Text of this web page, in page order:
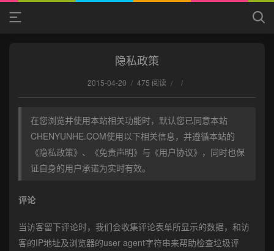
隐私政策
2015-04-20 / 475 阅读 / /
在您浏览并使用本站相关功能时，默认您已同意本站
CHENYUNHE.COM使用以下相关信息，并遵循本站的
《隐私政策》、《免责声明》与《用户协议》，同时也保
证自身的用户承诺为实时有效。
评论
当访客留下评论时，我们会收集评论表单所显示的数据，和访
客的IP地址及浏览器的user agent字符串来帮助检查垃圾评